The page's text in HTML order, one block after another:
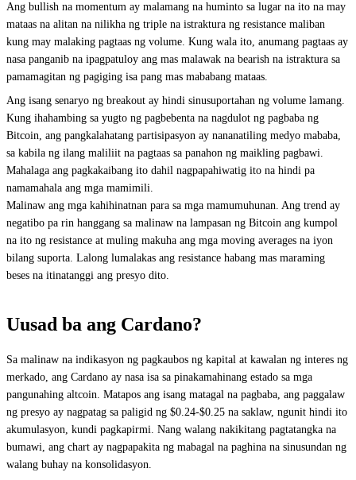
Ang bullish na momentum ay malamang na huminto sa lugar na ito na may
mataas na alitan na nilikha ng triple na istraktura ng resistance maliban
kung may malaking pagtaas ng volume. Kung wala ito, anumang pagtaas ay
nasa panganib na ipagpatuloy ang mas malawak na bearish na istraktura sa
pamamagitan ng pagiging isa pang mas mababang mataas.
Ang isang senaryo ng breakout ay hindi sinusuportahan ng volume lamang.
Kung ihahambing sa yugto ng pagbebenta na nagdulot ng pagbaba ng
Bitcoin, ang pangkalahatang partisipasyon ay nananatiling medyo mababa,
sa kabila ng ilang maliliit na pagtaas sa panahon ng maikling pagbawi.
Mahalaga ang pagkakaibang ito dahil nagpapahiwatig ito na hindi pa
namamahala ang mga mamimili.
Malinaw ang mga kahihinatnan para sa mga mamumuhunan. Ang trend ay
negatibo pa rin hanggang sa malinaw na lampasan ng Bitcoin ang kumpol
na ito ng resistance at muling makuha ang mga moving averages na iyon
bilang suporta. Lalong lumalakas ang resistance habang mas maraming
beses na itinatanggi ang presyo dito.
Uusad ba ang Cardano?
Sa malinaw na indikasyon ng pagkaubos ng kapital at kawalan ng interes ng
merkado, ang Cardano ay nasa isa sa pinakamahinang estado sa mga
pangunahing altcoin. Matapos ang isang matagal na pagbaba, ang paggalaw
ng presyo ay nagpatag sa paligid ng $0.24-$0.25 na saklaw, ngunit hindi ito
akumulasyon, kundi pagkapirmi. Nang walang nakikitang pagtatangka na
bumawi, ang chart ay nagpapakita ng mabagal na paghina na sinusundan ng
walang buhay na konsolidasyon.